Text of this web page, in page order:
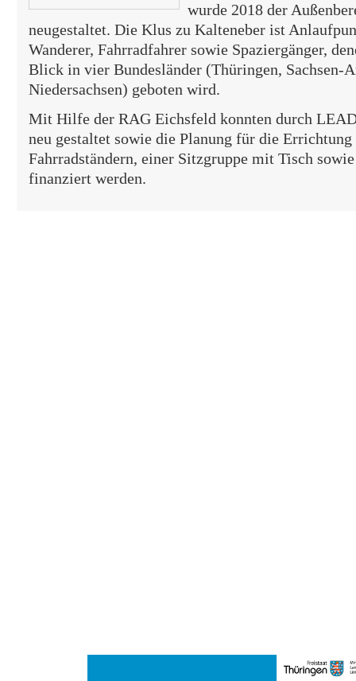
wurde 2018 der
neugestaltet. Die Klus zu Kalteneber ist
Wanderer, Fahrradfahrer sowie Spaziergänger,
Blick in vier Bundesländer (Thüringen, Sachsen-
Niedersachsen) geboten wird.
Mit Hilfe der RAG Eichsfeld konnten durch
neu gestaltet sowie die Planung für die
Fahrradständern, einer Sitzgruppe mit Tisch
finanziert werden.